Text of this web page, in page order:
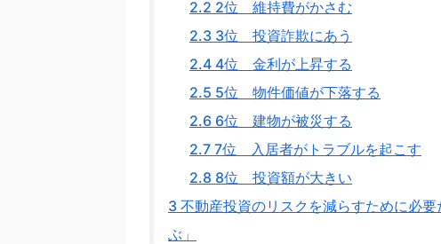
2.2 2位 維持費がかさむ
2.3 3位 投資詐欺にあう
2.4 4位 金利が上昇する
2.5 5位 物件価値が下落する
2.6 6位 建物が被災する
2.7 7位 入居者がトラブルを起こす
2.8 8位 投資額が大きい
3 不動産投資のリスクを減らすために必
ぶ」